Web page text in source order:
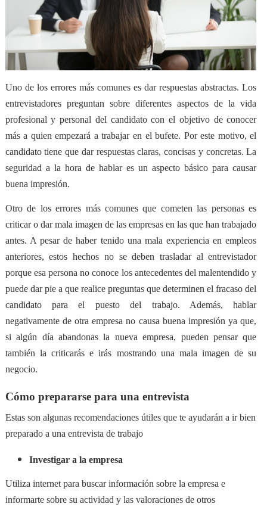
Uno de los errores más comunes es dar respuestas abstractas. Los
entrevistadores preguntan sobre diferentes aspectos de la vida
profesional y personal del candidato con el objetivo de conocer
más a quien empezará a trabajar en el bufete. Por este motivo, el
candidato tiene que dar respuestas claras, concisas y concretas. La
seguridad a la hora de hablar es un aspecto básico para causar
buena impresión.
Otro de los errores más comunes que cometen las personas es
criticar o dar mala imagen de las empresas en las que han trabajado
antes. A pesar de haber tenido una mala experiencia en empleos
anteriores, estos hechos no se deben trasladar al entrevistador
porque esa persona no conoce los antecedentes del malentendido y
puede dar pie a que realice preguntas que determinen el fracaso del
candidato para el puesto del trabajo. Además, hablar
negativamente de otra empresa no causa buena impresión ya que,
si algún día abandonas la nueva empresa, pueden pensar que
también la criticarás e irás mostrando una mala imagen de su
negocio.
Cómo prepararse para una entrevista
Estas son algunas recomendaciones útiles que te ayudarán a ir bien
preparado a una entrevista de trabajo
Investigar a la empresa
Utiliza internet para buscar información sobre la empresa e
informarte sobre su actividad y las valoraciones de otros